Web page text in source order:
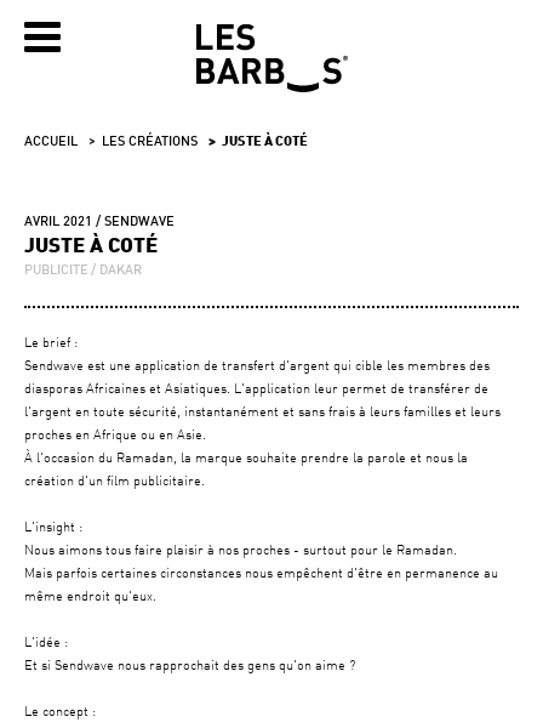
ACCUEIL LES CRÉATIONS JUSTE À COTÉ
AVRIL 2021 SENDWAVE
JUSTE À COTÉ
PUBLICITE DAKAR
Le brief :
Sendwave est une application de transfert d'argent qui cible les membres des
diasporas Africaines et Asiatiques. L'application leur permet de transférer de
l'argent en toute sécurité, instantanément et sans frais à leurs familles et leurs
proches en Afrique ou en Asie.
À l'occasion du Ramadan, la marque souhaite prendre la parole et nous la
création d'un film publicitaire.
L'insight :
Nous aimons tous faire plaisir à nos proches - surtout pour le Ramadan.
Mais parfois certaines circonstances nous empêchent d'être en permanence au
même endroit qu'eux.
L'idée :
Et si Sendwave nous rapprochait des gens qu'on aime ?
Le concept :